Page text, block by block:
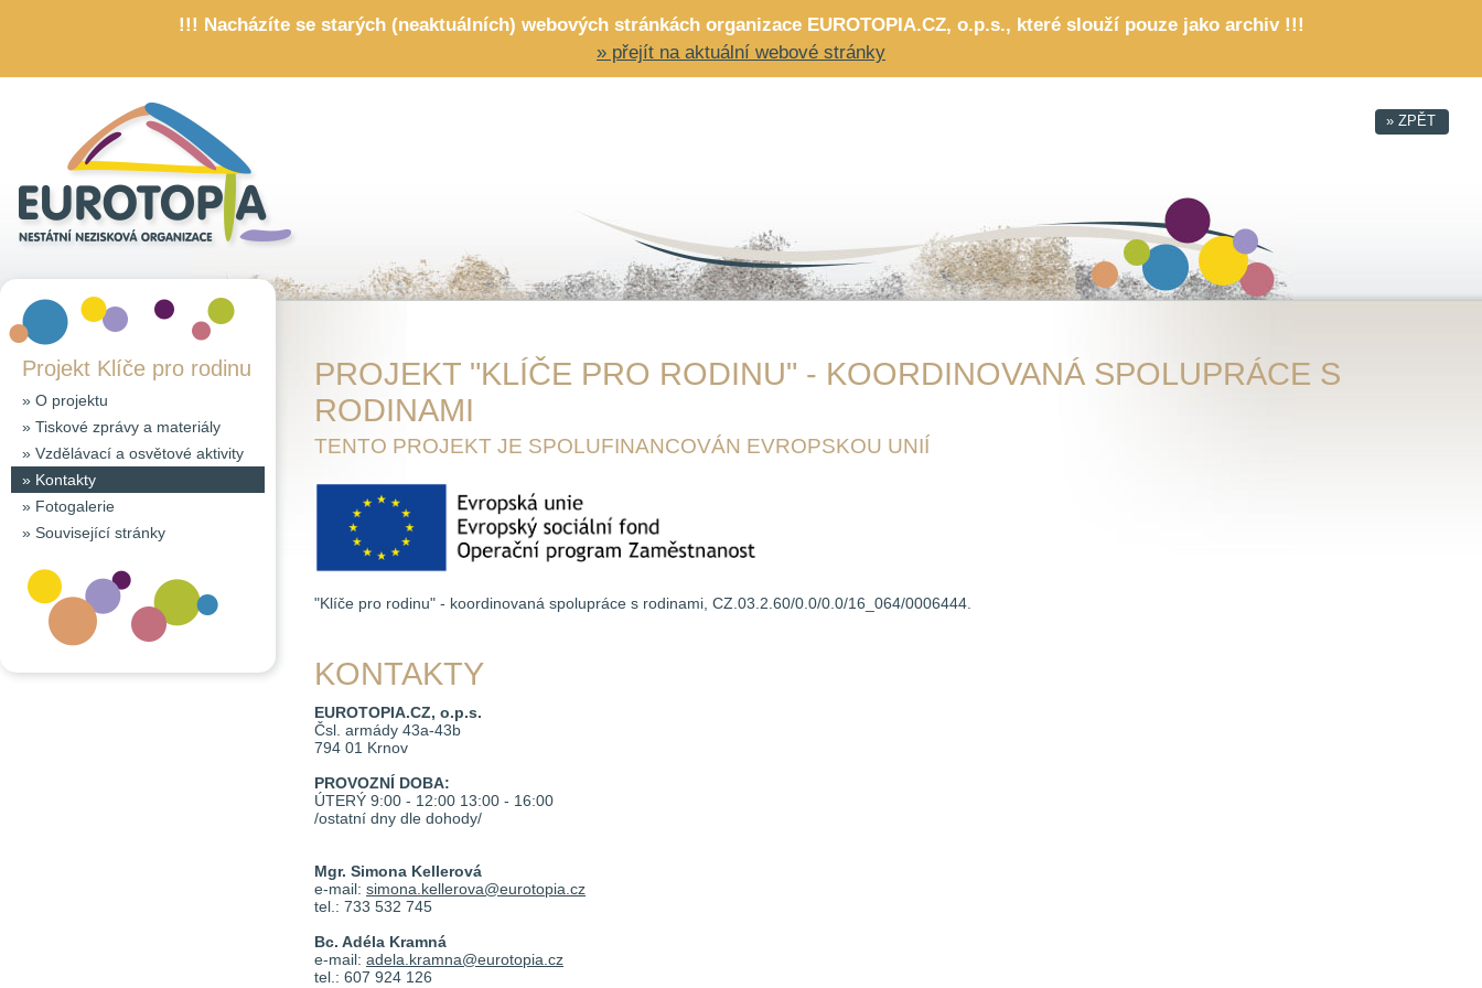
!!! Nacházíte se starých (neaktuálních) webových stránkách organizace EUROTOPIA.CZ, o.p.s., které slouží pouze jako archiv !!!
» přejít na aktuální webové stránky
Projekt Klíče pro rodinu
» O projektu
» Tiskové zprávy a materiály
» Vzdělávací a osvětové aktivity
» Kontakty
» Fotogalerie
» Související stránky
PROJEKT "KLÍČE PRO RODINU" - KOORDINOVANÁ SPOLUPRÁCE S
RODINAMI
TENTO PROJEKT JE SPOLUFINANCOVÁN EVROPSKOU UNIÍ
"Klíče pro rodinu" - koordinovaná spolupráce s rodinami, CZ.03.2.60/0.0/0.0/16_064/0006444.
KONTAKTY
EUROTOPIA.CZ, o.p.s.
Čsl. armády 43a-43b
794 01 Krnov
PROVOZNÍ DOBA:
ÚTERÝ 9:00 - 12:00 13:00 - 16:00
/ostatní dny dle dohody/
Mgr. Simona Kellerová
e-mail: simona.kellerova@eurotopia.cz
tel.: 733 532 745
Bc. Adéla Kramná
e-mail: adela.kramna@eurotopia.cz
tel.: 607 924 126